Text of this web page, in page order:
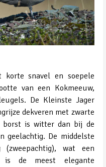
korte snavel en soepele
van een Kokmeeuw,
De Kleinste Jager
dekveren met zwarte
borst is witter dan bij de
geelachtig. De middelste
wat een
de meest elegante